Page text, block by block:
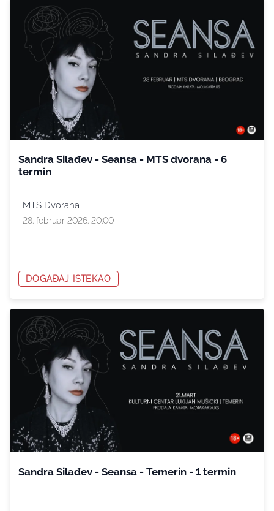
Sandra Silađev - Seansa - MTS dvorana - 6
termin
MTS Dvorana
28. februar 2026. 20:00
DOGAĐAJ ISTEKAO
Sandra Silađev - Seansa - Temerin - 1 termin